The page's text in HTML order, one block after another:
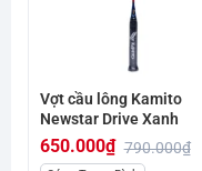
Vợt cầu lông Kamito
Newstar Drive Xanh
790.000₫
650.000₫